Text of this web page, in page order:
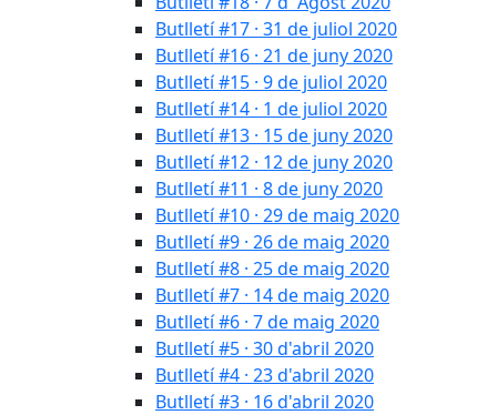
Butlletí #17 · 31 de juliol 2020
Butlletí #16 · 21 de juny 2020
Butlletí #15 · 9 de juliol 2020
Butlletí #14 · 1 de juliol 2020
Butlletí #13 · 15 de juny 2020
Butlletí #12 · 12 de juny 2020
Butlletí #11 · 8 de juny 2020
Butlletí #10 · 29 de maig 2020
Butlletí #9 · 26 de maig 2020
Butlletí #8 · 25 de maig 2020
Butlletí #7 · 14 de maig 2020
Butlletí #6 · 7 de maig 2020
Butlletí #5 · 30 d'abril 2020
Butlletí #4 · 23 d'abril 2020
Butlletí #3 · 16 d'abril 2020